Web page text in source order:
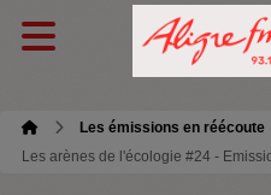
Les émissions en réécoute
Les arènes de l'écologie #24 -